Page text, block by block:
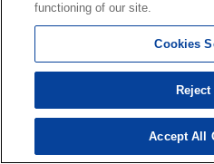
functioning of our site.
Cookies
Reject
Accept All